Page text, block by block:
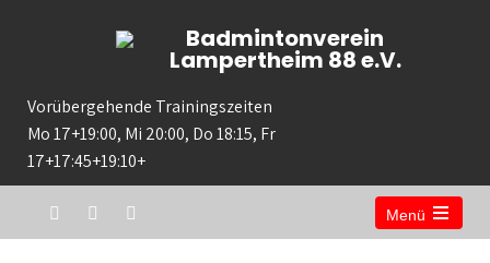
Badmintonverein
Lampertheim 88 e.V.
Vorübergehende Trainingszeiten
Mo 17+19:00, Mi 20:00, Do 18:15, Fr
17+17:45+19:10+
Menü